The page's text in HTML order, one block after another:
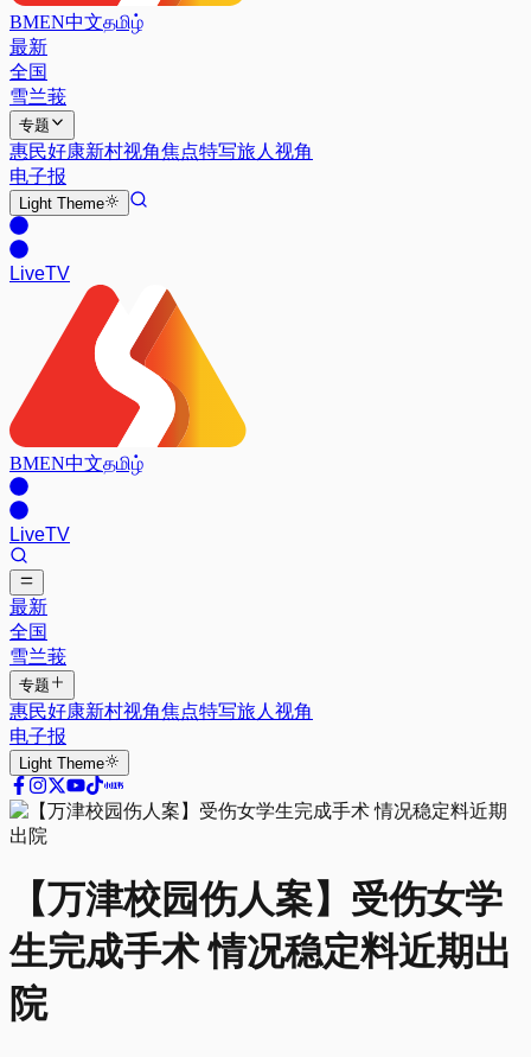
BMEN中文தமிழ்
最新
全国
雪兰莪
专题
惠民好康新村视角焦点特写旅人视角
电子报
Light Theme
LiveTV
BMEN中文தமிழ்
LiveTV
最新
全国
雪兰莪
专题
惠民好康新村视角焦点特写旅人视角
电子报
Light Theme
【万津校园伤人案】受伤女学
生完成手术 情况稳定料近期出
院